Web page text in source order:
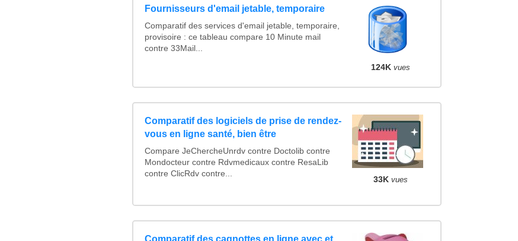
Fournisseurs d'email jetable, temporaire
Comparatif des services d'email jetable, temporaire,
provisoire : ce tableau compare 10 Minute mail
contre 33Mail...
124K vues
Comparatif des logiciels de prise de rendez-
vous en ligne santé, bien être
Compare JeChercheUnrdv contre Doctolib contre
Mondocteur contre Rdvmedicaux contre ResaLib
contre ClicRdv contre...
33K vues